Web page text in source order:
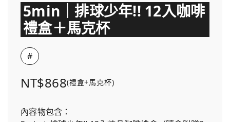
5min｜排球少年!! 12入咖啡
禮盒＋馬克杯
#
NT$868(禮盒+馬克杯)
內容物包含：